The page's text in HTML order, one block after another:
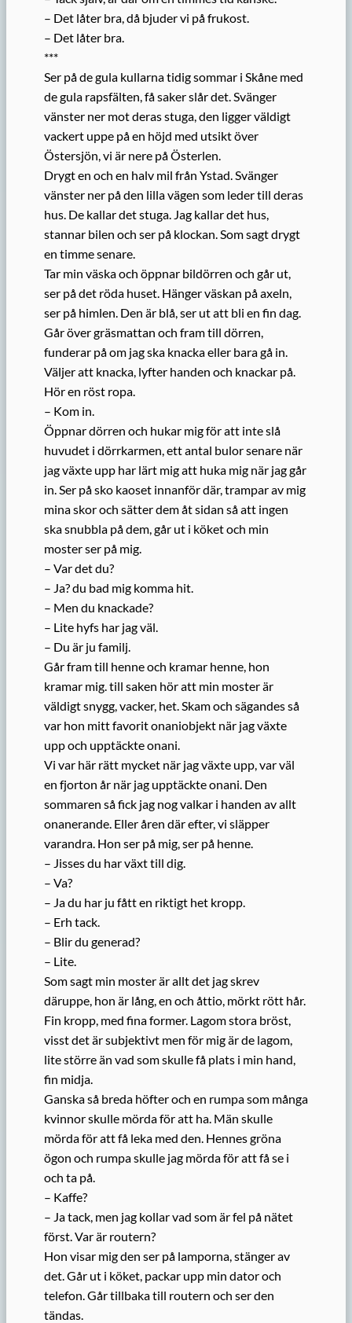
– Det låter bra, då bjuder vi på frukost.
– Det låter bra.
***
Ser på de gula kullarna tidig sommar i Skåne med
de gula rapsfälten, få saker slår det. Svänger
vänster ner mot deras stuga, den ligger väldigt
vackert uppe på en höjd med utsikt över
Östersjön, vi är nere på Österlen.
Drygt en och en halv mil från Ystad. Svänger
vänster ner på den lilla vägen som leder till deras
hus. De kallar det stuga. Jag kallar det hus,
stannar bilen och ser på klockan. Som sagt drygt
en timme senare.
Tar min väska och öppnar bildörren och går ut,
ser på det röda huset. Hänger väskan på axeln,
ser på himlen. Den är blå, ser ut att bli en fin dag.
Går över gräsmattan och fram till dörren,
funderar på om jag ska knacka eller bara gå in.
Väljer att knacka, lyfter handen och knackar på.
Hör en röst ropa.
– Kom in.
Öppnar dörren och hukar mig för att inte slå
huvudet i dörrkarmen, ett antal bulor senare när
jag växte upp har lärt mig att huka mig när jag går
in. Ser på sko kaoset innanför där, trampar av mig
mina skor och sätter dem åt sidan så att ingen
ska snubbla på dem, går ut i köket och min
moster ser på mig.
– Var det du?
– Ja? du bad mig komma hit.
– Men du knackade?
– Lite hyfs har jag väl.
– Du är ju familj.
Går fram till henne och kramar henne, hon
kramar mig. till saken hör att min moster är
väldigt snygg, vacker, het. Skam och sägandes så
var hon mitt favorit onaniobjekt när jag växte
upp och upptäckte onani.
Vi var här rätt mycket när jag växte upp, var väl
en fjorton år när jag upptäckte onani. Den
sommaren så fick jag nog valkar i handen av allt
onanerande. Eller åren där efter, vi släpper
varandra. Hon ser på mig, ser på henne.
– Jisses du har växt till dig.
– Va?
– Ja du har ju fått en riktigt het kropp.
– Erh tack.
– Blir du generad?
– Lite.
Som sagt min moster är allt det jag skrev
däruppe, hon är lång, en och åttio, mörkt rött hår.
Fin kropp, med fina former. Lagom stora bröst,
visst det är subjektivt men för mig är de lagom,
lite större än vad som skulle få plats i min hand,
fin midja.
Ganska så breda höfter och en rumpa som många
kvinnor skulle mörda för att ha. Män skulle
mörda för att få leka med den. Hennes gröna
ögon och rumpa skulle jag mörda för att få se i
och ta på.
– Kaffe?
– Ja tack, men jag kollar vad som är fel på nätet
först. Var är routern?
Hon visar mig den ser på lamporna, stänger av
det. Går ut i köket, packar upp min dator och
telefon. Går tillbaka till routern och ser den
tändas.